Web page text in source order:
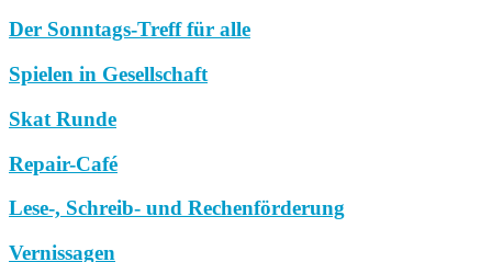
Der Sonntags-Treff für alle
Spielen in Gesellschaft
Skat Runde
Repair-Café
Lese-, Schreib- und Rechenförderung
Vernissagen